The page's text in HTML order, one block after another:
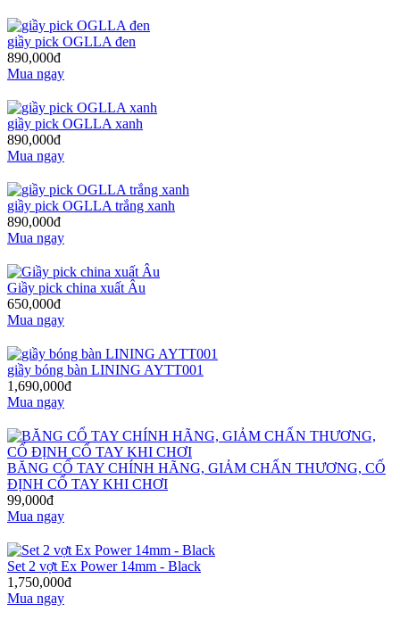
giầy pick OGLLA đen
890,000đ
Mua ngay
giầy pick OGLLA xanh
890,000đ
Mua ngay
giầy pick OGLLA trắng xanh
890,000đ
Mua ngay
Giầy pick china xuất Âu
650,000đ
Mua ngay
giầy bóng bàn LINING AYTT001
1,690,000đ
Mua ngay
BĂNG CỔ TAY CHÍNH HÃNG, GIẢM CHẤN THƯƠNG, CỐ
ĐỊNH CỔ TAY KHI CHƠI
99,000đ
Mua ngay
Set 2 vợt Ex Power 14mm - Black
1,750,000đ
Mua ngay